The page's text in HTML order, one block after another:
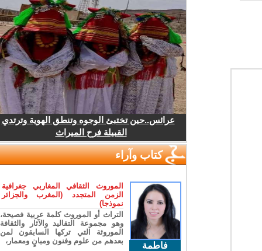
عرائس..حين تختبئ الوجوه وتنطق الهوية وترتدي
القبيلة فرح الميراث
كتاب وآراء
فاطمة
الموروث الثقافي المغاربي جغرافية
الزمن المتجدد (المغرب والجزائر
نموذجا)
التراث أو الموروث كلمة عربية فصيحة،
وهو مجموعة التقاليد والآثار والثقافة
الموروثة التي تركها السابقون لمن
بعدهم من علوم وفنون ومبانٍ ومعمار،